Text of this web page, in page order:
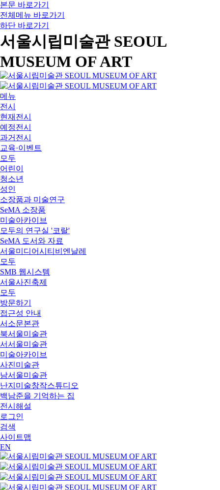
본문 바로가기
전체메뉴 바로가기
하단 바로가기
서울시립미술관 SEOUL
MUSEUM OF ART
메뉴
전시
현재전시
예정전시
과거전시
교육·이벤트
모두
어린이
청소년
성인
소장품과 미술연구
SeMA 소장품
미술아카이브
모두의 연구실 '코랄'
SeMA 도서와 자료
서울미디어시티비엔날레
모두
SMB 웹시스템
서울사진축제
모두
방문하기
접근성 안내
서소문본관
북서울미술관
서서울미술관
미술아카이브
사진미술관
남서울미술관
난지미술창작스튜디오
백남준을 기억하는 집
전시해설
로그인
검색
사이트맵
EN